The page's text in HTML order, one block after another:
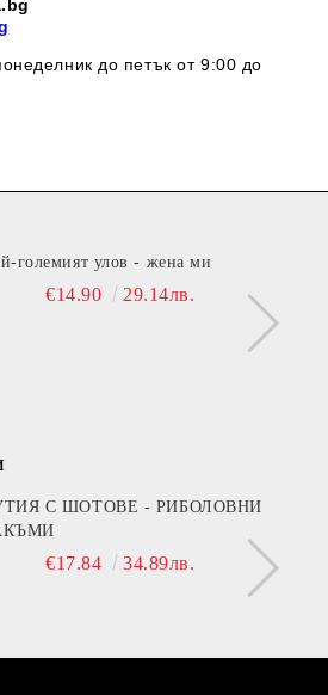
до петък от 9:00 до
големият улов - жена ми
€14.90 29.14лв.
С ШОТОВЕ - РИБОЛОВНИ
€17.84 34.89лв.